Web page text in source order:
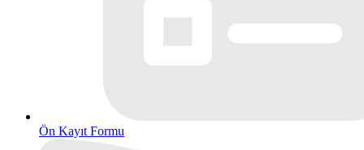
Ön Kayıt Formu